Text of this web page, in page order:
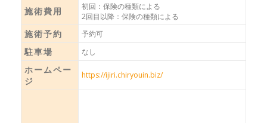
施術費用
初回：保険の種類による
2回目以降：保険の種類による
施術予約 予約可
駐車場 なし
ホームペー
ジ
https://ijiri.chiryouin.biz/